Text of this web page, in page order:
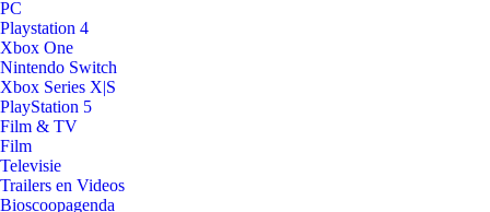
PC
Playstation 4
Xbox One
Nintendo Switch
Xbox Series X|S
PlayStation 5
Film & TV
Film
Televisie
Trailers en Videos
Bioscoopagenda